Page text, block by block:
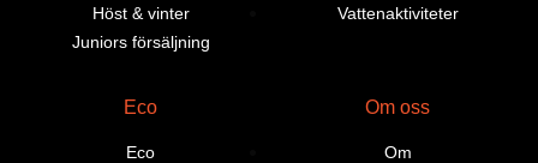
Höst & vinter
Juniors försäljning
Vattenaktiviteter
Eco
Eco
Om oss
Om